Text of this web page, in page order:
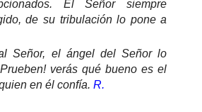
El Señor siempre
de su tribulación lo pone a
Señor, el ángel del Señor lo
verás qué bueno es el
en él confía. R.